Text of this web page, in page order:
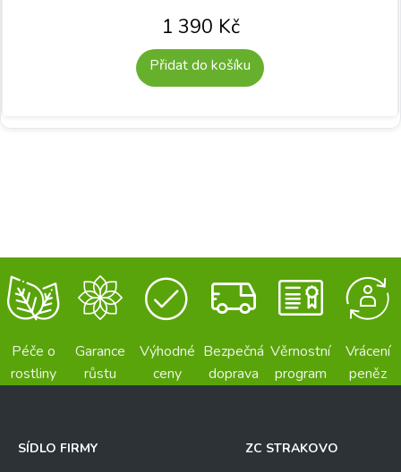
1 390 Kč
Přidat do košíku
Péče o
rostliny
Garance
růstu
Výhodné
ceny
Bezpečná
doprava
Věrnostní
program
Vrácení
peněz
SÍDLO FIRMY
ZC STRAKOVO